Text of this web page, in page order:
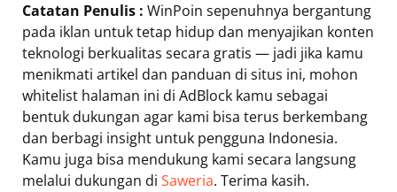
Catatan Penulis : WinPoin sepenuhnya bergantung
pada iklan untuk tetap hidup dan menyajikan konten
teknologi berkualitas secara gratis — jadi jika kamu
menikmati artikel dan panduan di situs ini, mohon
whitelist halaman ini di AdBlock kamu sebagai
bentuk dukungan agar kami bisa terus berkembang
dan berbagi insight untuk pengguna Indonesia.
Kamu juga bisa mendukung kami secara langsung
melalui dukungan di Saweria. Terima kasih.